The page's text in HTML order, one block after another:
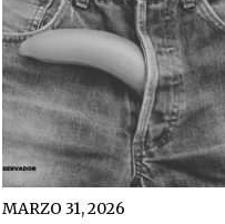
MARZO 31, 2026